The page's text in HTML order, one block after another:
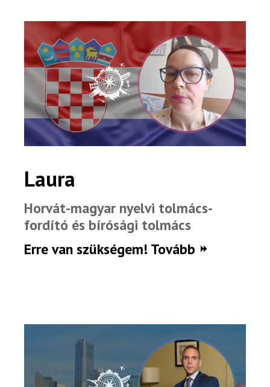
Beutazási engedélyek
Online bolt
Rendezvények
BLOG
Partnerprogram
Külföldi munkaajánlatok
Laura
Horvát-magyar nyelvi tolmács-
fordító és bírósági tolmács
Erre van szükségem! Tovább